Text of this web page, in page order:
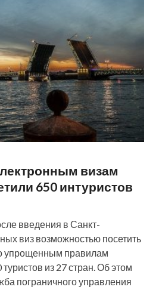
визам
650 интуристов
введения в Санкт-
виз возможностью посетить
упрощенным правилам
из 27 стран. Об этом
пограничного управления